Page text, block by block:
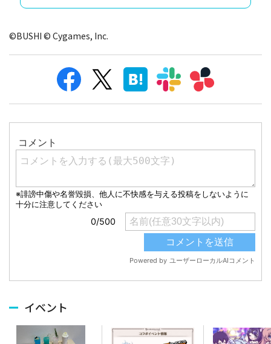
©BUSHI © Cygames, Inc.
イベント